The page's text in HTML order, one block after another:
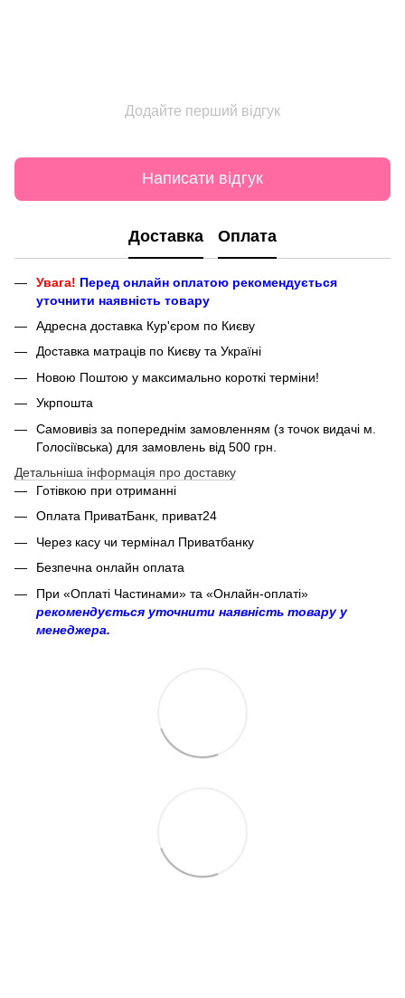
Додайте перший відгук
Написати відгук
Доставка Оплата
Увага! Перед онлайн оплатою рекомендується
уточнити наявність товару
Адресна доставка Кур'єром по Києву
Доставка матраців по Києву та Україні
Новою Поштою у максимально короткі терміни!
Укрпошта
Самовивіз за попереднім замовленням (з точок видачі м.
Голосіївська) для замовлень від 500 грн.
Детальніша інформація про доставку
Готівкою при отриманні
Оплата ПриватБанк, приват24
Через касу чи термінал Приватбанку
Безпечна онлайн оплата
При «Оплаті Частинами» та «Онлайн-оплаті»
рекомендується уточнити наявність товару у
менеджера.